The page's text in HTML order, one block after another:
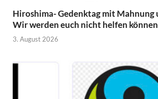
Hiroshima- Gedenktag mit Mahnung
Wir werden euch nicht helfen
3. August 2026